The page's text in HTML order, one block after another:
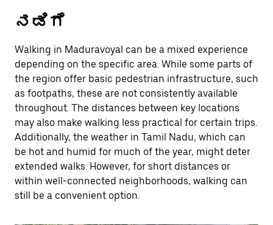
ನಡಿಗೆ
Walking in Maduravoyal can be a mixed experience
depending on the specific area. While some parts of
the region offer basic pedestrian infrastructure, such
as footpaths, these are not consistently available
throughout. The distances between key locations
may also make walking less practical for certain trips.
Additionally, the weather in Tamil Nadu, which can
be hot and humid for much of the year, might deter
extended walks. However, for short distances or
within well-connected neighborhoods, walking can
still be a convenient option.